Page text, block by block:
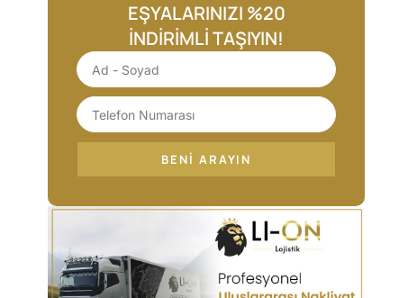
EŞYALARINIZI %20
İNDIRIMLI TAŞIYIN!
BENI ARAYIN